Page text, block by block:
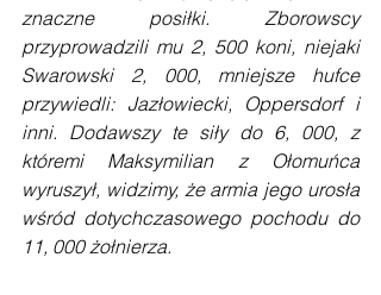
znaczne posiłki. Zborowscy
przyprowadzili mu 2, 500 koni, niejaki
Swarowski 2, 000, mniejsze hufce
przywiedli: Jazłowiecki, Oppersdorf i
inni. Dodawszy te siły do 6, 000, z
któremi Maksymilian z Ołomuńca
wyruszył, widzimy, że armia jego urosła
wśród dotychczasowego pochodu do
11, 000 żołnierza.